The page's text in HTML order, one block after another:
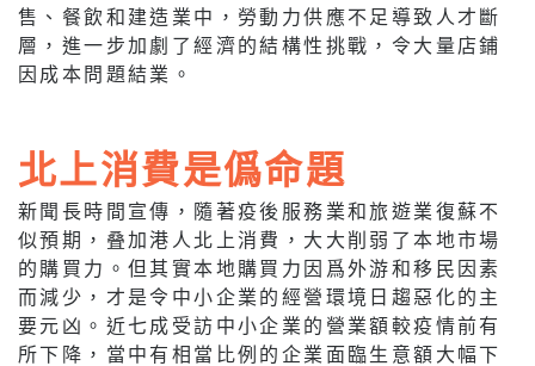
售、餐飲和建造業中，勞動力供應不足導致人才斷
層，進一步加劇了經濟的結構性挑戰，令大量店鋪
因成本問題結業。
北上消費是僞命題
新聞長時間宣傳，隨著疫後服務業和旅遊業復蘇不
似預期，叠加港人北上消費，大大削弱了本地市場
的購買力。但其實本地購買力因爲外游和移民因素
而減少，才是令中小企業的經營環境日趨惡化的主
要元凶。近七成受訪中小企業的營業額較疫情前有
所下降，當中有相當比例的企業面臨生意額大幅下